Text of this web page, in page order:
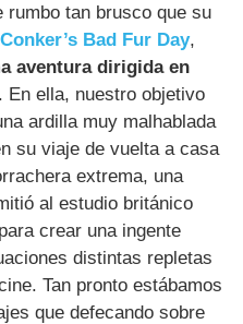
tan brusco que su
Conker’s Bad Fur Day,
aventura dirigida en
. En ella, nuestro objetivo
ardilla muy malhablada
su viaje de vuelta a casa
extrema, una
al estudio británico
crear una ingente
distintas repletas
Tan pronto estábamos
que defecando sobre